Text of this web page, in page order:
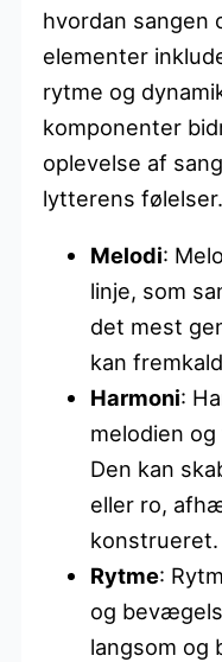
hvordan sangen
elementer
rytme og
komponenter
oplevelse af
lytterens følelser.
Melodi:
linje, som
det mest
kan
Harmoni:
melodien
Den kan
eller ro,
konstrueret.
Rytme:
og
langsom og